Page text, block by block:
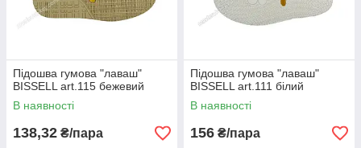
Підошва гумова "лаваш"
BISSELL art.115 бежевий
В наявності
138,32 ₴/пара
Підошва гумова "лаваш"
BISSELL art.111 білий
В наявності
156 ₴/пара